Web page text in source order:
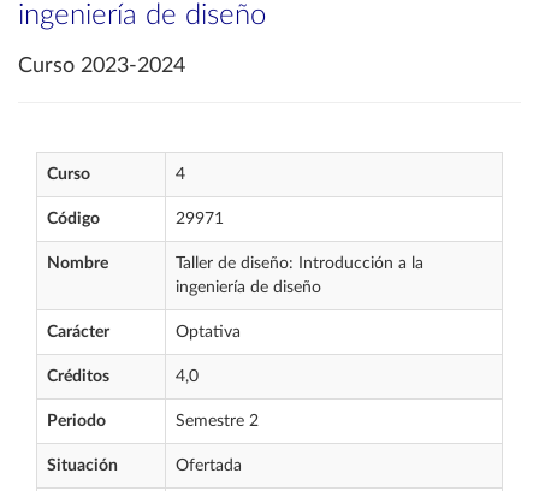
ingeniería de diseño
Curso 2023-2024
Curso 4
Código 29971
Nombre
Taller de diseño: Introducción a la
ingeniería de diseño
Carácter Optativa
Créditos 4,0
Periodo Semestre 2
Situación Ofertada